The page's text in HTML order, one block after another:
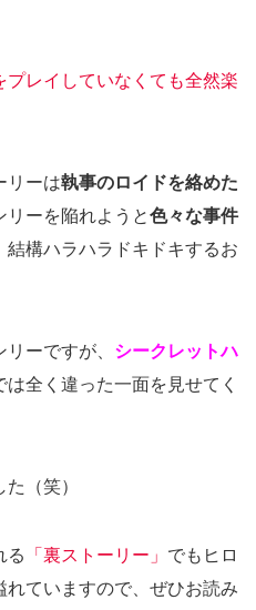
プレイしていなくても全然楽
リーは執事のロイドを絡めた
リーを陥れようと色々な事件
結構ハラハラドキドキするお
リーですが、 シークレットハ
は全く違った一面を見せてく
（笑）
る 「裏ストーリー」 でもヒロ
れていますので、ぜひお読み